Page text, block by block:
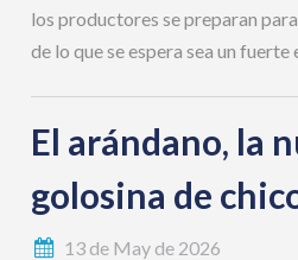
los productores se preparan
de lo que se espera sea un
El arándano, la
golosina de
13 de May de 2026